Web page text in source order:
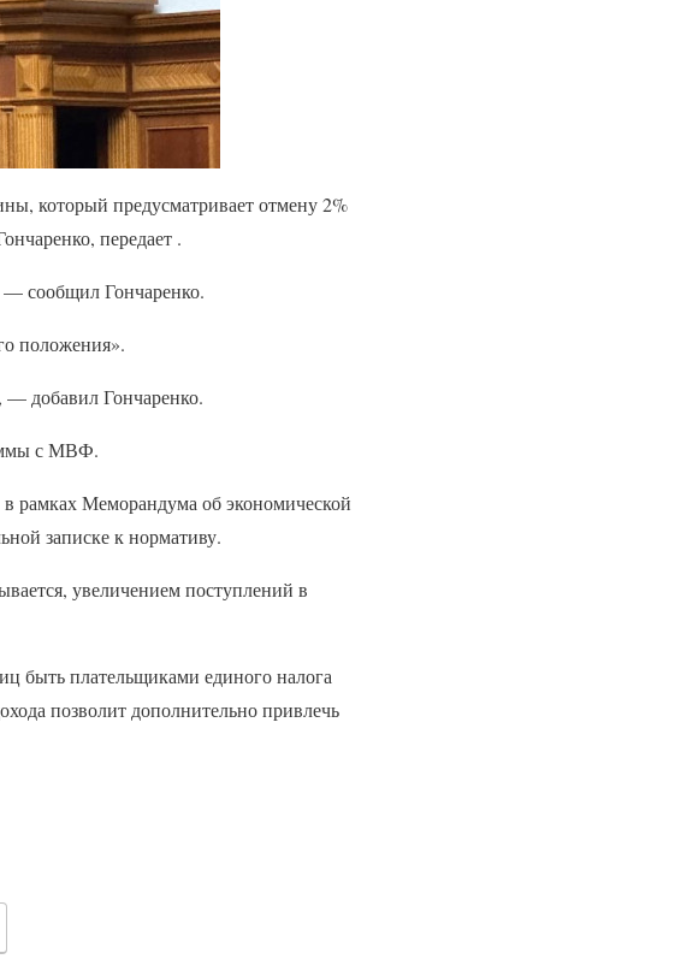
который предусматривает отмену 2%
передает .
— сообщил Гончаренко.
положения».
— добавил Гончаренко.
с МВФ.
рамках Меморандума об экономической
записке к нормативу.
увеличением поступлений в
быть плательщиками единого налога
позволит дополнительно привлечь